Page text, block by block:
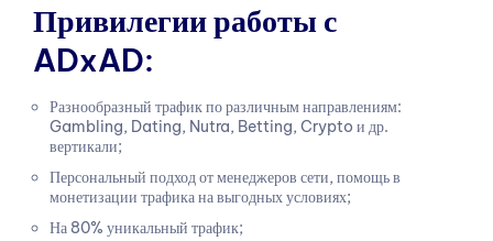
Привилегии работы с
ADxAD:
Разнообразный трафик по различным направлениям:
Gambling, Dating, Nutra, Betting, Crypto и др.
вертикали;
Персональный подход от менеджеров сети, помощь в
монетизации трафика на выгодных условиях;
На 80% уникальный трафик;